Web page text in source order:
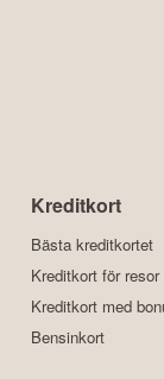
Kreditkort
Bästa kreditkortet
Kreditkort för resor
Kreditkort med
Bensinkort